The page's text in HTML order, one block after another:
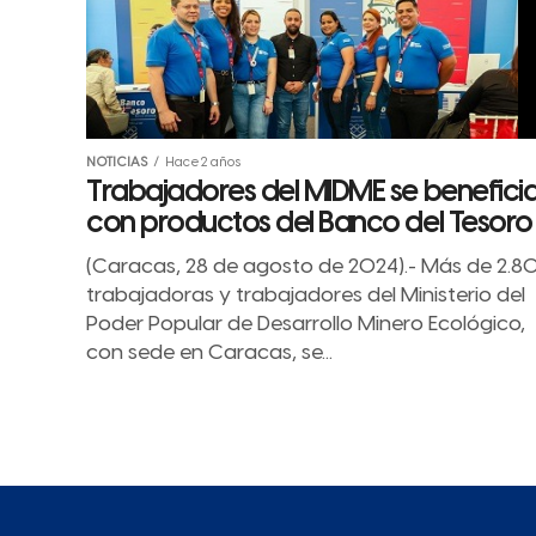
NOTICIAS Hace 2 años
Trabajadores del MIDME se
con productos del Banco del Tesoro
(Caracas, 28 de agosto de 2024).- Más de
trabajadoras y trabajadores del Ministerio del
Poder Popular de Desarrollo Minero Ecológico,
con sede en Caracas, se...